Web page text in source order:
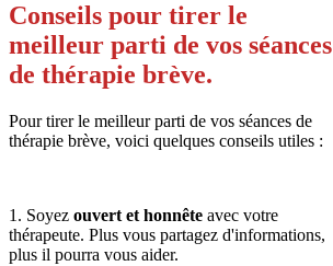
Conseils pour tirer le
meilleur parti de vos séances
de thérapie brève.
Pour tirer le meilleur parti de vos séances de
thérapie brève, voici quelques conseils utiles :
1. Soyez ouvert et honnête avec votre
thérapeute. Plus vous partagez d'informations,
plus il pourra vous aider.